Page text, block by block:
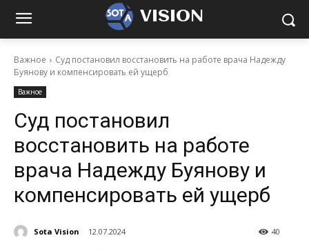
VISION
Важное
Суд постановил восстановить на работе врача Надежду
Буянову и компенсировать ей ущерб
Важное
Суд постановил
восстановить на работе
врача Надежду Буянову и
компенсировать ей ущерб
Sota Vision 12.07.2024 40